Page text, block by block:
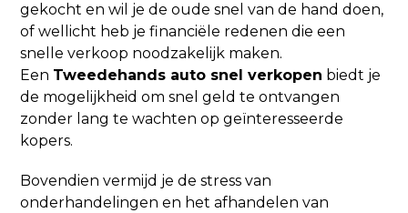
gekocht en wil je de oude snel van de hand doen,
of wellicht heb je financiële redenen die een
snelle verkoop noodzakelijk maken.
Een Tweedehands auto snel verkopen biedt je
de mogelijkheid om snel geld te ontvangen
zonder lang te wachten op geïnteresseerde
kopers.
Bovendien vermijd je de stress van
onderhandelingen en het afhandelen van